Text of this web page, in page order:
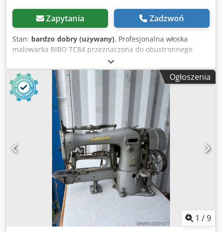
Zapytania Zadzwoń
Stan: bardzo dobry (używany), Profesjonalna włoska
malowarka BIBO TC84 przeznaczona do obustronnego
malowania oraz wykańczania obrzeży skóry. Maszyna
znajduje zastosowanie przy produkcji pasków, pasów,
toreb, portfeli oraz innych wyrobów kaletniczych
wymagających estetycznego wykończenia krawędzi.
Urządzenie umożliwia równomierne nanoszenie farby na
obrzeża materiału, znacząco przyspieszając proces
produkcyjny i zapewniając wysoką powtarzalność
wykonania. Dane techniczne: Credpfezgvfyex Am Tjf
Producent: BIBO Model: TC84 Kraj produkcji: Włochy
Zasilanie: 380 V 50 Hz Obustronne malowanie obrzeży
Regulacja parametrów pracy Regulowana prowadnica
materiału Stabilna konstrukcja stalowa Szafka / podstawa
w komplecie Zastosowanie: paski skórzane pasy torebki
portfele galanteria skórzana wyroby kaletnicze Stan:
Maszyna używana. Stan wizualny widoczny na zdjęciach.
Ogłoszenia
1 /9